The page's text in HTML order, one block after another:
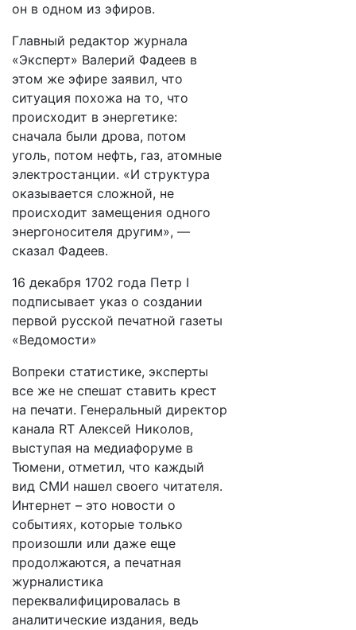
он в одном из эфиров.
Главный редактор журнала
«Эксперт» Валерий Фадеев в
этом же эфире заявил, что
ситуация похожа на то, что
происходит в энергетике:
сначала были дрова, потом
уголь, потом нефть, газ, атомные
электростанции. «И структура
оказывается сложной, не
происходит замещения одного
энергоносителя другим», —
сказал Фадеев.
16 декабря 1702 года Петр I
подписывает указ о создании
первой русской печатной газеты
«Ведомости»
Вопреки статистике, эксперты
все же не спешат ставить крест
на печати. Генеральный директор
канала RT Алексей Николов,
выступая на медиафоруме в
Тюмени, отметил, что каждый
вид СМИ нашел своего читателя.
Интернет – это новости о
событиях, которые только
произошли или даже еще
продолжаются, а печатная
журналистика
переквалифицировалась в
аналитические издания, ведь